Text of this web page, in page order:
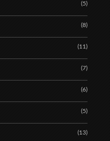
(5)
(8)
(11)
(7)
(6)
(5)
(13)